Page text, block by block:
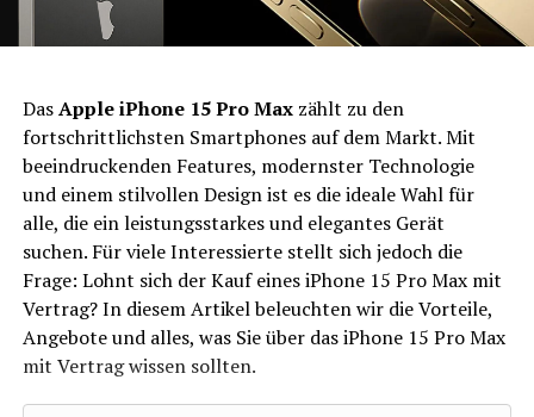
DasApple iPhone 15 Pro Maxzählt zu den
fortschrittlichsten Smartphones auf dem Markt. Mit
beeindruckenden Features, modernster Technologie
und einem stilvollen Design ist es die ideale Wahl für
alle, die ein leistungsstarkes und elegantes Gerät
suchen. Für viele Interessierte stellt sich jedoch die
Frage: Lohnt sich der Kauf eines iPhone 15 Pro Max mit
Vertrag? In diesem Artikel beleuchten wir die Vorteile,
Angebote und alles, was Sie über das iPhone 15 Pro Max
mit Vertrag wissen sollten.